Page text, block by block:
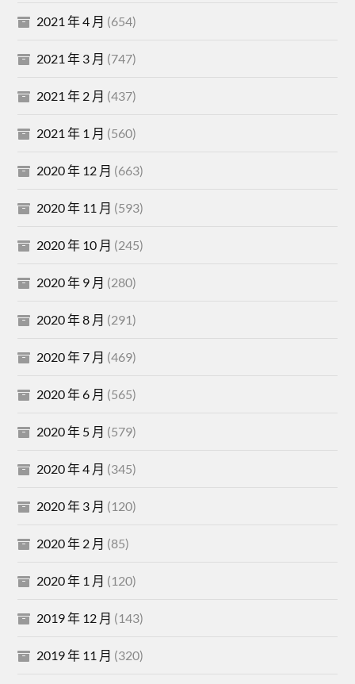
2021 年 4 月 (654)
2021 年 3 月 (747)
2021 年 2 月 (437)
2021 年 1 月 (560)
2020 年 12 月 (663)
2020 年 11 月 (593)
2020 年 10 月 (245)
2020 年 9 月 (280)
2020 年 8 月 (291)
2020 年 7 月 (469)
2020 年 6 月 (565)
2020 年 5 月 (579)
2020 年 4 月 (345)
2020 年 3 月 (120)
2020 年 2 月 (85)
2020 年 1 月 (120)
2019 年 12 月 (143)
2019 年 11 月 (320)